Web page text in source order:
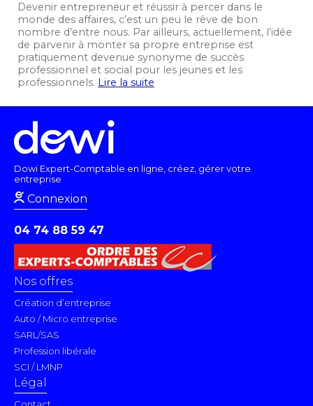
Devenir entrepreneur et réussir à percer dans le
monde des affaires, c’est un peu le rêve de bon
nombre d’entre nous. Par ailleurs, actuellement, l’idée
de parvenir à monter sa propre entreprise est
pratiquement devenue synonyme de succès
professionnel et social pour les jeunes et les
professionnels. Lire la suite
Dowi Expert-Comptable en ligne, créez, gérer votre
entreprise
Connexion
04 74 88 59 47
Nos offres
Création d’entreprise
Auto / Micro entreprise
SARL/SAS
Profession libérale
SCI / LMNP
Légal
Contact